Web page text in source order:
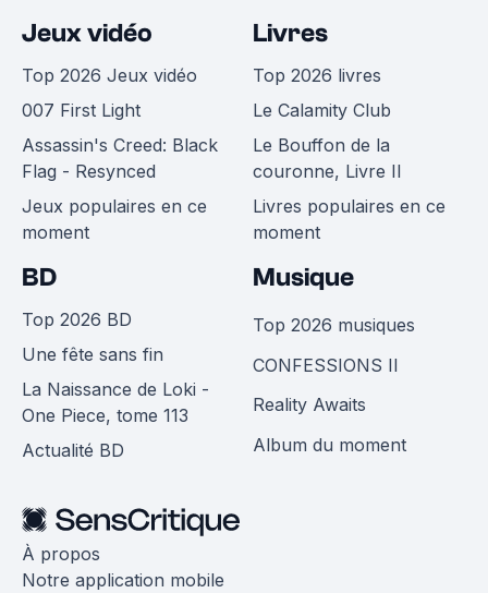
Jeux vidéo
Top 2026 Jeux vidéo
007 First Light
Assassin's Creed: Black
Flag - Resynced
Jeux populaires en ce
moment
Livres
Top 2026 livres
Le Calamity Club
Le Bouffon de la
couronne, Livre II
Livres populaires en ce
moment
BD
Top 2026 BD
Une fête sans fin
La Naissance de Loki -
One Piece, tome 113
Actualité BD
Musique
Top 2026 musiques
CONFESSIONS II
Reality Awaits
Album du moment
À propos
Notre application mobile